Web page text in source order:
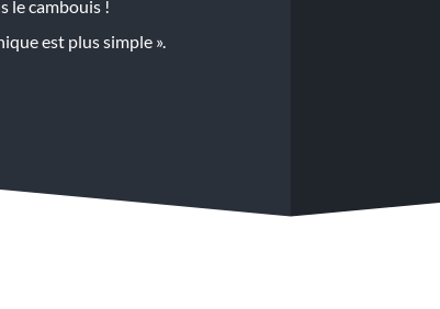
le cambouis !
est plus simple ».